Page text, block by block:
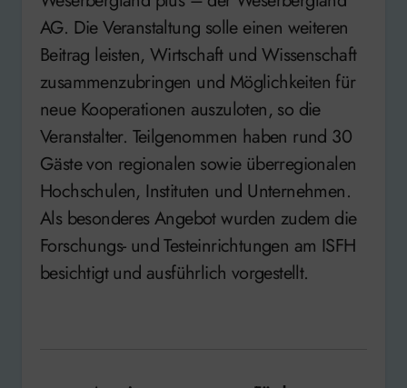
AG. Die Veranstaltung solle einen weiteren
Beitrag leisten, Wirtschaft und Wissenschaft
zusammenzubringen und Möglichkeiten für
neue Kooperationen auszuloten, so die
Veranstalter. Teilgenommen haben rund 30
Gäste von regionalen sowie überregionalen
Hochschulen, Instituten und Unternehmen.
Als besonderes Angebot wurden zudem die
Forschungs- und Testeinrichtungen am ISFH
besichtigt und ausführlich vorgestellt.